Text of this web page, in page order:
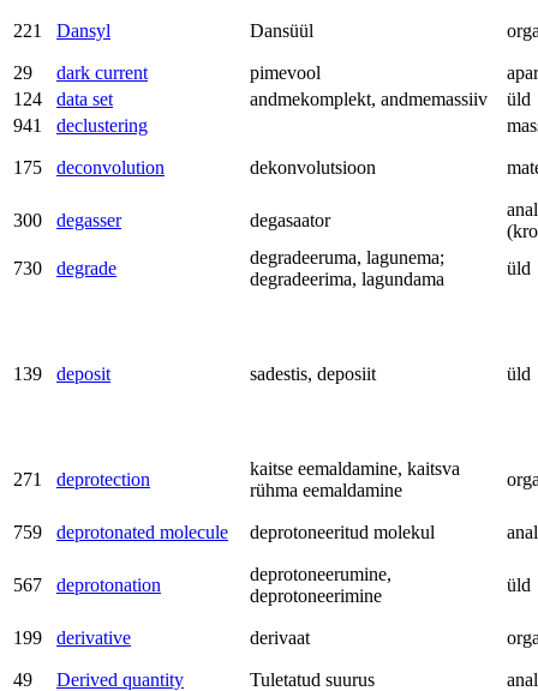
221 Dansyl Dansüül
29 dark current pimevool
124
data set andmekomplekt, andmemassiiv
üld
941
declustering
175 deconvolution dekonvolutsioon
300 degasser degasaator
730
degrade
degradeeruma, lagunema;
degradeerima, lagundama
üld
139 deposit sadestis, deposiit üld
271 deprotection
kaitse eemaldamine, kaitsva
rühma eemaldamine
759 deprotonated molecule deprotoneeritud molekul
567 deprotonation
deprotoneerumine,
deprotoneerimine
üld
199 derivative derivaat
49 Derived quantity Tuletatud suurus